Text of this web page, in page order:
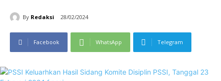
By Redaksi 28/02/2024
Facebook WhatsApp Telegram